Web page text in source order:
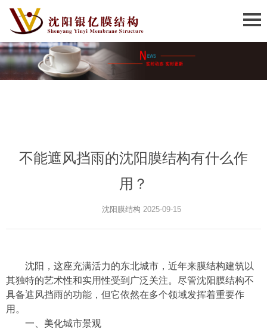
不能遮风挡雨的沈阳膜结构有什么作
用？
沈阳膜结构 2025-09-15
沈阳，这座充满活力的东北城市，近年来膜结构建筑以
其独特的艺术性和实用性受到广泛关注。尽管沈阳膜结构不
具备遮风挡雨的功能，但它依然在多个领域发挥着重要作
用。
一、美化城市景观